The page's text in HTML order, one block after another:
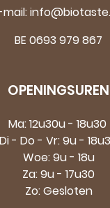
mail:
BE 0693 979 867
OPENINGSUREN
Ma: 12u30u - 18u30
Di - Do - Vr: 9u -
Woe: 9u - 18u
Za: 9u - 17u30
Zo: Gesloten